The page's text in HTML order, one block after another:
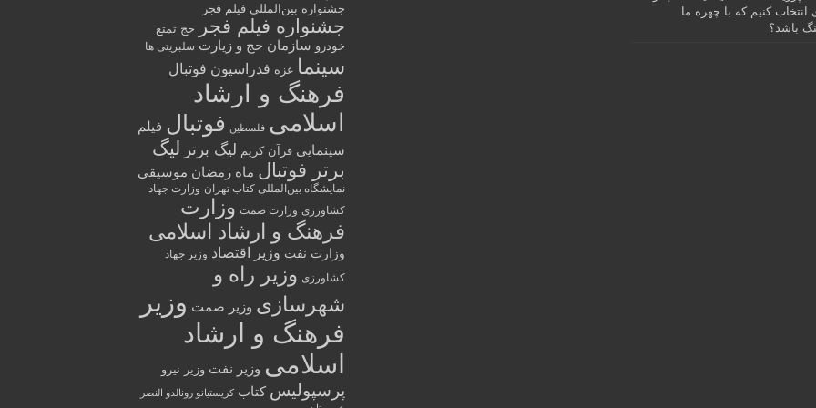
انتخاب کنیم که با چهره ما
باشد؟
جشنواره بین‌المللی فیلم فجر
جشنواره فیلم فجر
حج تمتع
خودرو سازمان حج و زیارت سلبریتی ها
سینما غزه فدراسیون فوتبال
فرهنگ و ارشاد
اسلامی فلسطین فوتبال فیلم
سینمایی قرآن کریم لیگ برتر لیگ
برتر فوتبال ماه رمضان موسیقی
نمایشگاه بین‌المللی کتاب تهران وزارت جهاد
کشاورزی وزارت صمت وزارت
فرهنگ و ارشاد اسلامی
وزارت نفت وزیر اقتصاد وزیر جهاد
کشاورزی وزیر راه و
شهرسازی وزیر صمت وزیر
فرهنگ و ارشاد
اسلامی وزیر نفت وزیر نیرو
پرسپولیس کتاب کریستیانو رونالدو النصر